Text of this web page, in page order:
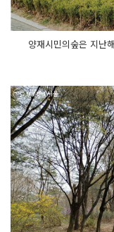
양재시민의숲은 지난